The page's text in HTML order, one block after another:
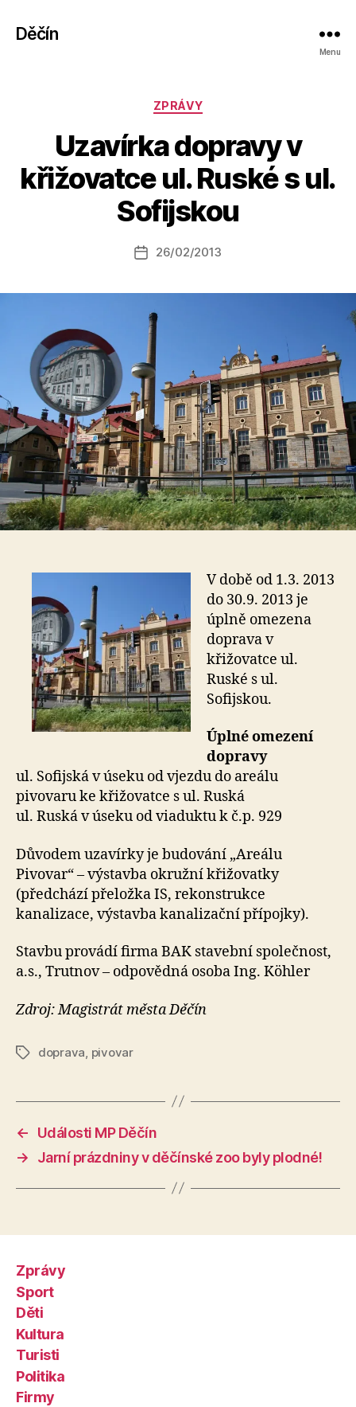
Děčín
Menu
Rubriky
ZPRÁVY
Uzavírka dopravy v
křižovatce ul. Ruské s ul.
Sofijskou
Autor
příspěvku
A
u
o
a
Datum
26/02/2013
V době od 1.3. 2013
do 30.9. 2013 je
úplně omezena
doprava v
křižovatce ul.
Ruské s ul.
Sofijskou.
Úplné omezení
dopravy
ul. Sofijská v úseku od vjezdu do areálu
pivovaru ke křižovatce s ul. Ruská
ul. Ruská v úseku od viaduktu k č.p. 929
Důvodem uzavírky je budování „Areálu
Pivovar“ – výstavba okružní křižovatky
(předchází přeložka IS, rekonstrukce
kanalizace, výstavba kanalizační přípojky).
Stavbu provádí firma BAK stavební společnost,
a.s., Trutnov – odpovědná osoba Ing. Köhler
Zdroj: Magistrát města Děčín
Štítkydoprava, pivovar
←
Události MP Děčín
→
Jarní prázdniny v děčínské zoo byly plodné!
Zprávy
Sport
Děti
Kultura
Turisti
Politika
Firmy